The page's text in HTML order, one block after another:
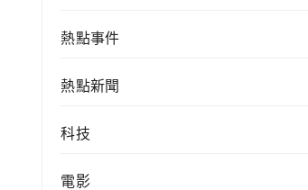
熱點事件
熱點新聞
科技
電影